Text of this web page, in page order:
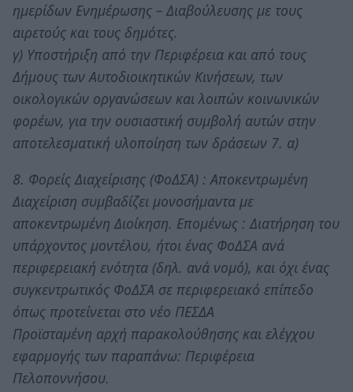
ημερίδων Ενημέρωσης – Διαβούλευσης με τους
αιρετούς και τους δημότες.
γ) Υποστήριξη από την Περιφέρεια και από τους
Δήμους των Αυτοδιοικητικών Κινήσεων, των
οικολογικών οργανώσεων και λοιπών κοινωνικών
φορέων, για την ουσιαστική συμβολή αυτών στην
αποτελεσματική υλοποίηση των δράσεων 7. α)
8. Φορείς Διαχείρισης (ΦοΔΣΑ) : Αποκεντρωμένη
Διαχείριση συμβαδίζει μονοσήμαντα με
αποκεντρωμένη Διοίκηση. Επομένως : Διατήρηση του
υπάρχοντος μοντέλου, ήτοι ένας ΦοΔΣΑ ανά
περιφερειακή ενότητα (δηλ. ανά νομό), και όχι ένας
συγκεντρωτικός ΦοΔΣΑ σε περιφερειακό επίπεδο
όπως προτείνεται στο νέο ΠΕΣΔΑ
Προϊσταμένη αρχή παρακολούθησης και ελέγχου
εφαρμογής των παραπάνω: Περιφέρεια
Πελοποννήσου.